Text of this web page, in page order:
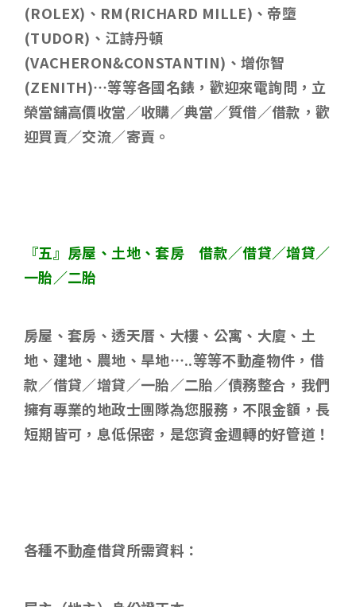
(ROLEX) 、 RM(RICHARD MILLE) 、帝墮
(TUDOR) 、江詩丹頓
(VACHERON&CONSTANTIN) 、增你智
(ZENITH)…等等各國名錶，歡迎來電詢問，立
榮當舖高價收當／收購／典當／質借／借款，歡
迎買賣／交流／寄賣。
『五』房屋、土地、套房 借款／借貸／增貸／
一胎／二胎
房屋、套房、透天厝、大樓、公寓、大廈、土
地、建地、農地、旱地…..等等不動產物件，借
款／借貸／增貸／一胎／二胎／債務整合，我們
擁有專業的地政士團隊為您服務，不限金額，長
短期皆可，息低保密，是您資金週轉的好管道！
各種不動產借貸所需資料 ：